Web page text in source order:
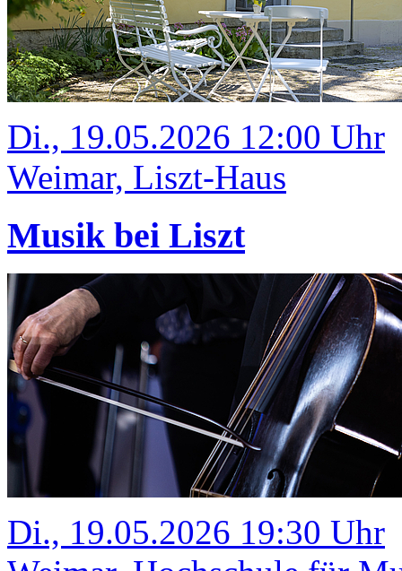
Di., 19.05.2026 12:00 Uhr
Weimar, Liszt-Haus
Musik bei Liszt
Di., 19.05.2026 19:30 Uhr